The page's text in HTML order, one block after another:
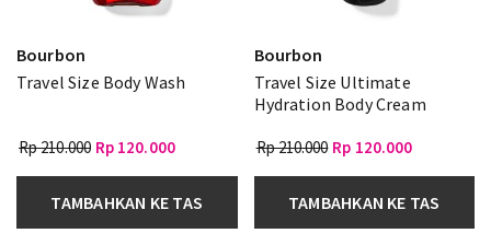
Bourbon
Travel Size Body Wash
Rp 210.000 Rp 120.000
TAMBAHKAN KE TAS
Bourbon
Travel Size Ultimate
Hydration Body Cream
Rp 210.000 Rp 120.000
TAMBAHKAN KE TAS